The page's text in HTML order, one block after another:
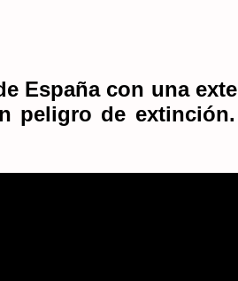
España con una
peligro de